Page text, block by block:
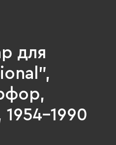
для
1990